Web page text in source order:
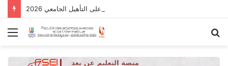
نتائج الدورة التاسعة للحصول على التأهيل الجامعي 2026
Menu